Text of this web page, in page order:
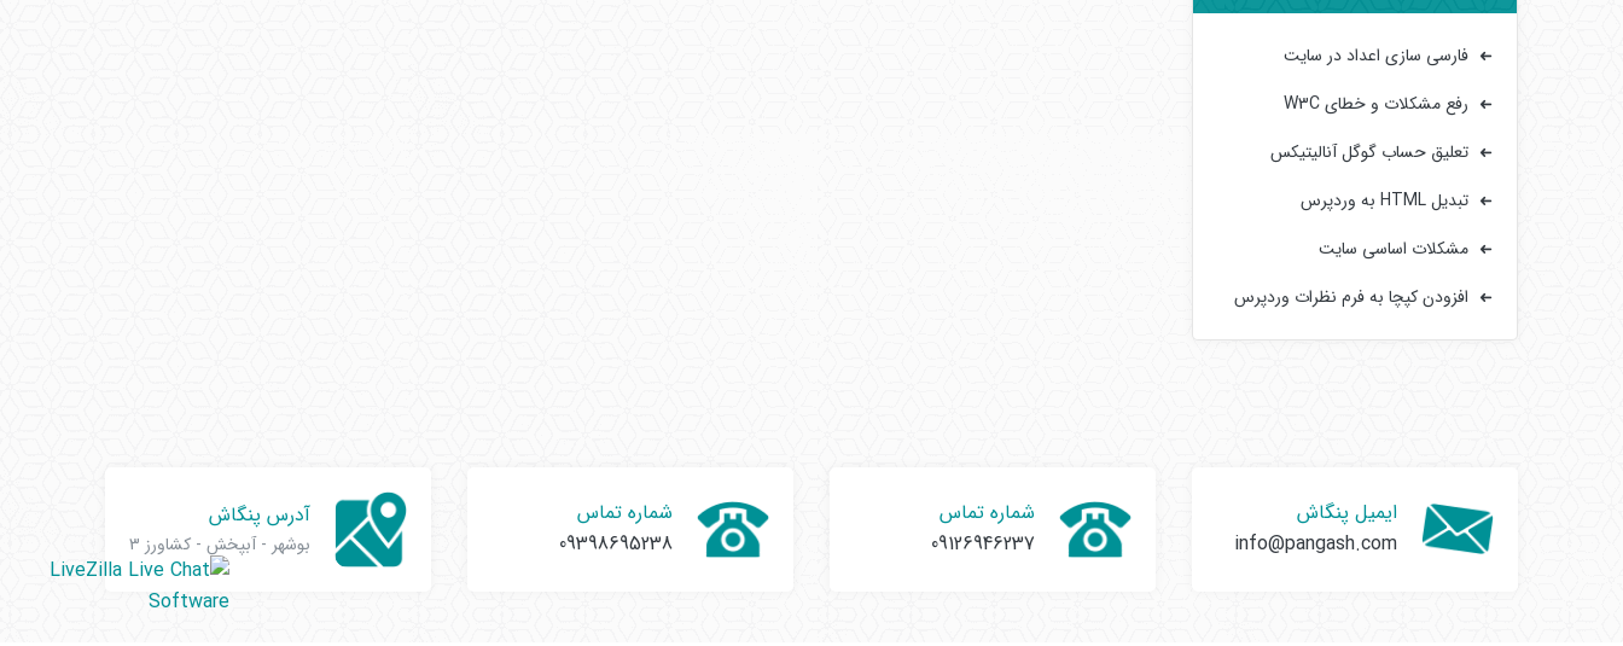
فارسی سازی اعداد در سایت
رفع مشکلات و خطای W3C
تعلیق حساب گوگل آنالیتیکس
تبدیل HTML به وردپرس
مشکلات اساسی سایت‌
افزودن کپچا به فرم‌ نظرات وردپرس
ایمیل پنگاش
info@pangash.com
شماره تماس
09126946237
شماره تماس
09398695238
آدرس پنگاش
بوشهر - آبپخش - کشاورز 3